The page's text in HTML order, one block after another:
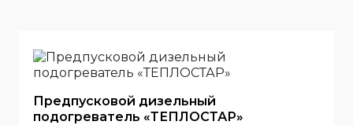
Предпусковой дизельный
подогреватель «ТЕПЛОСТАР»